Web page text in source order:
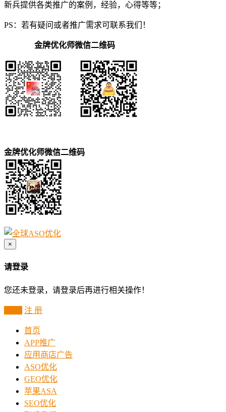
新兵提供各类推广的案例，经验，心得等等；
PS：若有疑问或者推广需求可联系我们！
金牌优化师微信二维码
金牌优化师微信二维码
×
请登录
您还未登录，请登录后再进行相关操作！
注 册
首页
APP推广
应用商店广告
ASO优化
GEO优化
苹果ASA
SEO优化